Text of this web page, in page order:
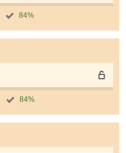
84%
84%